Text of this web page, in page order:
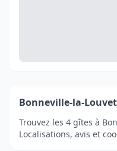
Bonneville-la-Louvet
Trouvez les 4 gîtes à
Localisations, avis et